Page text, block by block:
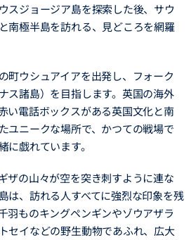
スジョージア島を探索した後、サウ
南極半島を訪れる、見どころを網羅
町ウシュアイアを出発し、フォーク
ス諸島）を目指します。英国の海外
い電話ボックスがある英国文化と南
ユニークな場所で、かつての戦場で
に戯れています。
ザの山々が空を突き刺すように連な
は、訪れる人すべてに強烈な印象を残
羽ものキングペンギンやゾウアザラ
セイなどの野生動物であふれ、広大